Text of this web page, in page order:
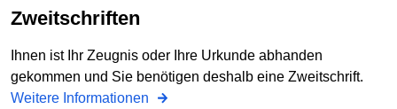
Zweitschriften
Ihnen ist Ihr Zeugnis oder Ihre Urkunde abhanden
gekommen und Sie benötigen deshalb eine Zweitschrift.
Weitere Informationen